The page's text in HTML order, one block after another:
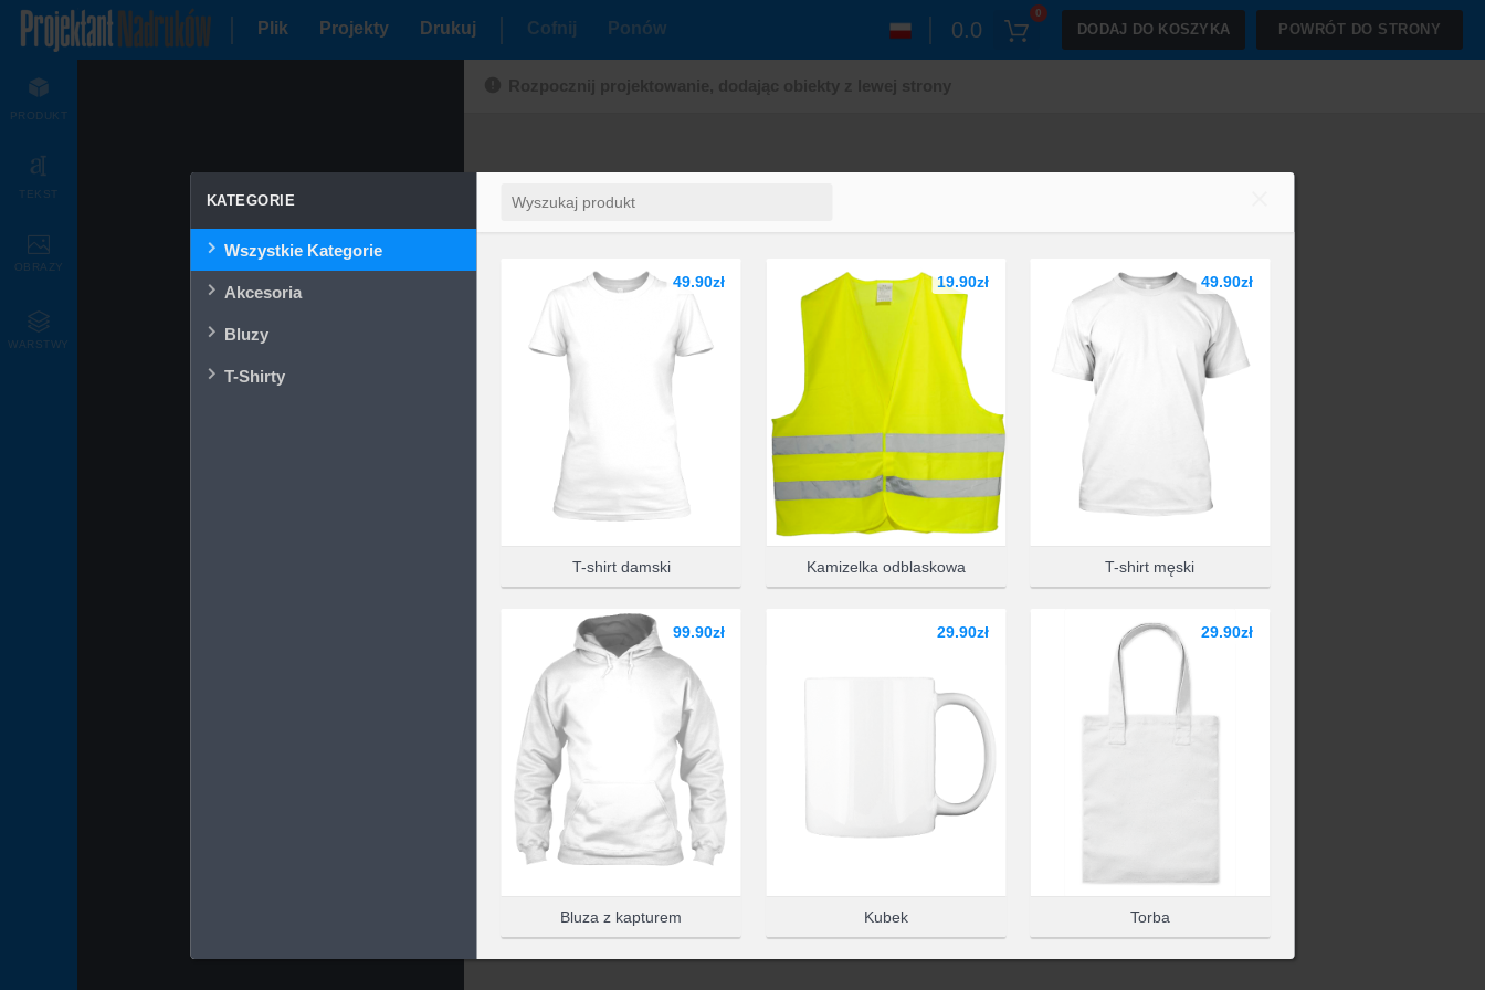
Plik Projekty Drukuj Cofnij Ponów 0.0
0
DODAJ DO KOSZYKA POWRÓT DO STRONY
PRODUKT
TEKST
OBRAZY
WARSTWY
WYBIERZ PRODUKT
KATEGORIE
Wszystkie Kategorie
Akcesoria
Bluzy
T-Shirty
T-shirt damski
49.90zł
Kamizelka odblaskowa
19.90zł
T-shirt męski
49.90zł
Bluza z kapturem
99.90zł
Kubek
29.90zł
Torba
29.90zł